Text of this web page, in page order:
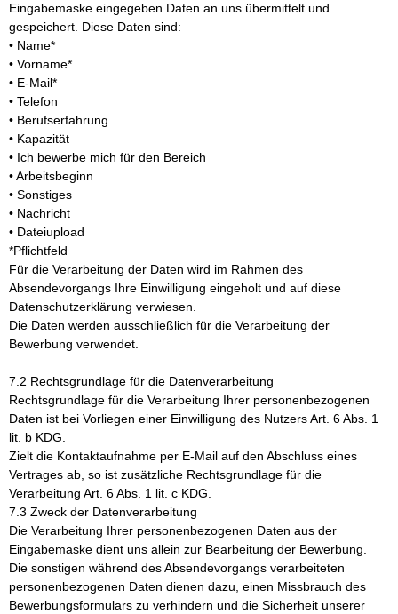
Eingabemaske eingegeben Daten an uns übermittelt und
gespeichert. Diese Daten sind:
• Name*
• Vorname*
• E-Mail*
• Telefon
• Berufserfahrung
• Kapazität
• Ich bewerbe mich für den Bereich
• Arbeitsbeginn
• Sonstiges
• Nachricht
• Dateiupload
*Pflichtfeld
Für die Verarbeitung der Daten wird im Rahmen des
Absendevorgangs Ihre Einwilligung eingeholt und auf diese
Datenschutzerklärung verwiesen.
Die Daten werden ausschließlich für die Verarbeitung der
Bewerbung verwendet.
7.2 Rechtsgrundlage für die Datenverarbeitung
Rechtsgrundlage für die Verarbeitung Ihrer personenbezogenen
Daten ist bei Vorliegen einer Einwilligung des Nutzers Art. 6 Abs. 1
lit. b KDG.
Zielt die Kontaktaufnahme per E-Mail auf den Abschluss eines
Vertrages ab, so ist zusätzliche Rechtsgrundlage für die
Verarbeitung Art. 6 Abs. 1 lit. c KDG.
7.3 Zweck der Datenverarbeitung
Die Verarbeitung Ihrer personenbezogenen Daten aus der
Eingabemaske dient uns allein zur Bearbeitung der Bewerbung.
Die sonstigen während des Absendevorgangs verarbeiteten
personenbezogenen Daten dienen dazu, einen Missbrauch des
Bewerbungsformulars zu verhindern und die Sicherheit unserer